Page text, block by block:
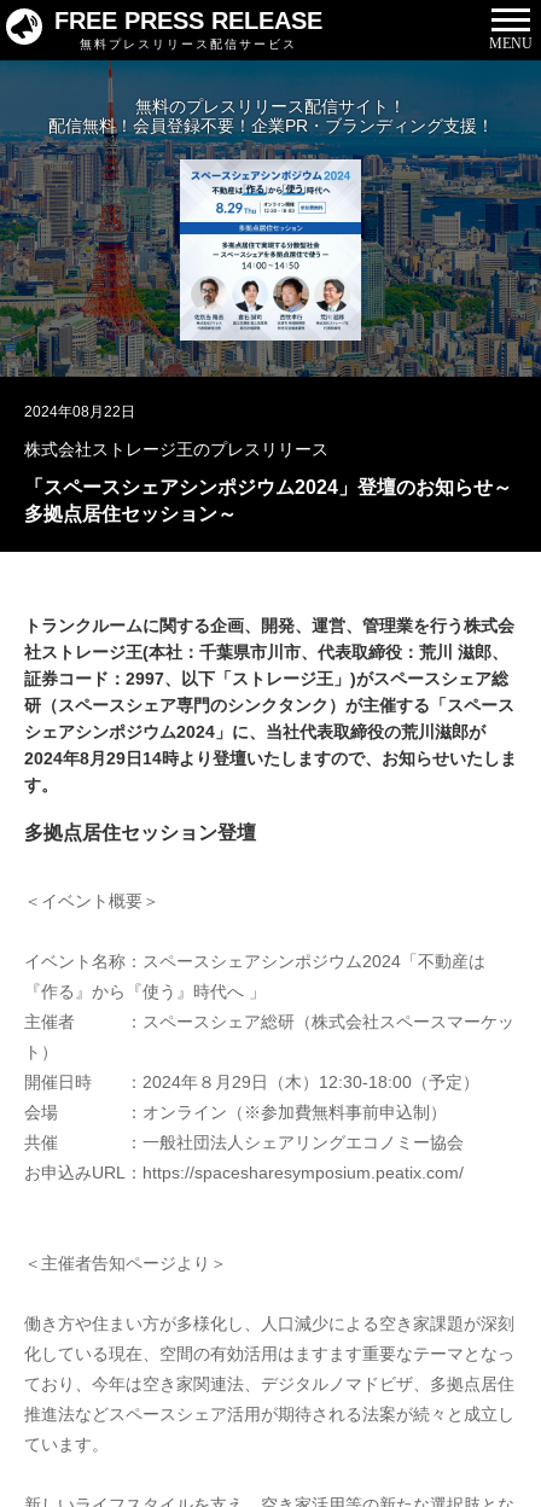
FREE PRESS RELEASE
無料プレスリリース配信サービス MENU
無料のプレスリリース配信サイト！
配信無料！会員登録不要！企業PR・ブランディング支援！
2024年08月22日
株式会社ストレージ王のプレスリリース
「スペースシェアシンポジウム2024」登壇のお知らせ～
多拠点居住セッション～
トランクルームに関する企画、開発、運営、管理業を行う株式会
社ストレージ王(本社：千葉県市川市、代表取締役：荒川 滋郎、
証券コード：2997、以下「ストレージ王」)がスペースシェア総
研（スペースシェア専門のシンクタンク）が主催する「スペース
シェアシンポジウム2024」に、当社代表取締役の荒川滋郎が
2024年8月29日14時より登壇いたしますので、お知らせいたしま
す。
多拠点居住セッション登壇
＜イベント概要＞
イベント名称：スペースシェアシンポジウム2024「不動産は
『作る』から『使う』時代へ 」
主催者　　　：スペースシェア総研（株式会社スペースマーケッ
ト）
開催日時　　：2024年８月29日（木）12:30-18:00（予定）
会場　　　　：オンライン（※参加費無料事前申込制）
共催　　　　：一般社団法人シェアリングエコノミー協会
お申込みURL：https://spacesharesymposium.peatix.com/
＜主催者告知ページより＞
働き方や住まい方が多様化し、人口減少による空き家課題が深刻
化している現在、空間の有効活用はますます重要なテーマとなっ
ており、今年は空き家関連法、デジタルノマドビザ、多拠点居住
推進法などスペースシェア活用が期待される法案が続々と成立し
ています。